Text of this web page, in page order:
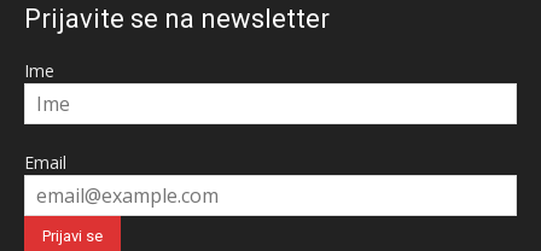
Prijavite se na newsletter
Ime
Email